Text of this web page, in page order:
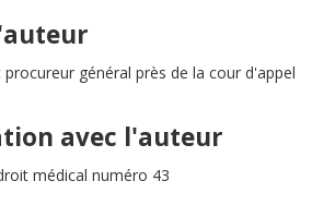
général près de la cour d'appel
avec l'auteur
médical numéro 43